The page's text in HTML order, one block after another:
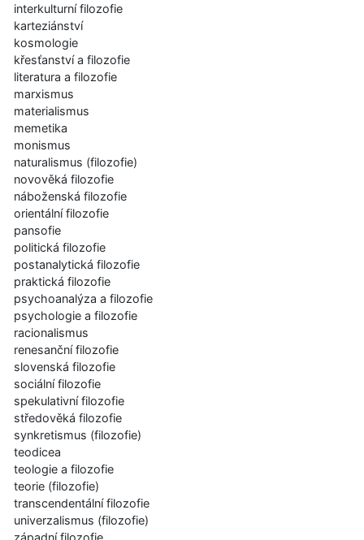
interkulturní filozofie
karteziánství
kosmologie
křesťanství a filozofie
literatura a filozofie
marxismus
materialismus
memetika
monismus
naturalismus (filozofie)
novověká filozofie
náboženská filozofie
orientální filozofie
pansofie
politická filozofie
postanalytická filozofie
praktická filozofie
psychoanalýza a filozofie
psychologie a filozofie
racionalismus
renesanční filozofie
slovenská filozofie
sociální filozofie
spekulativní filozofie
středověká filozofie
synkretismus (filozofie)
teodicea
teologie a filozofie
teorie (filozofie)
transcendentální filozofie
univerzalismus (filozofie)
západní filozofie